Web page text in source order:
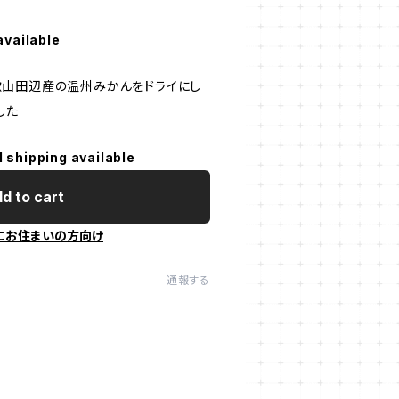
田辺産の温州みかんをドライにし
た
shipping available
to cart
お住まいの方向け
通報する